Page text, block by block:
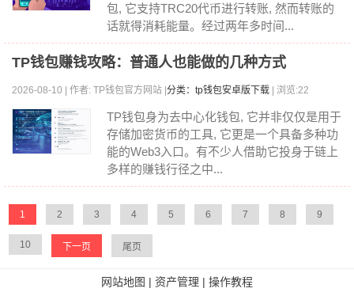
包, 它支持TRC20代币进行转账, 然而转账的
话就得消耗能量。经过两年多时间...
TP钱包赚钱攻略：普通人也能做的几种方式
2026-08-10 | 作者: TP钱包官方网站 | 分类：tp钱包安卓版下载 | 浏览:22
TP钱包身为去中心化钱包, 它并非仅仅是用于
存储加密货币的工具, 它更是一个具备多种功
能的Web3入口。有不少人借助它投身于链上
多样的赚钱行径之中...
1 2 3 4 5 6 7 8 9
10 下一页 尾页
网站地图 | 资产管理 | 操作教程